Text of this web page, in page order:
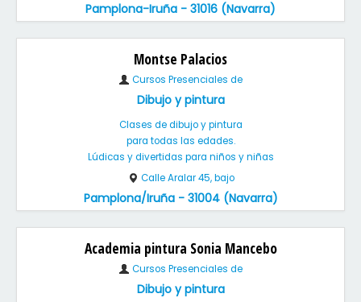
Pamplona-Iruña - 31016 (Navarra)
Montse Palacios
Cursos Presenciales de
Dibujo y pintura
Clases de dibujo y pintura
para todas las edades.
Lúdicas y divertidas para niños y niñas
Calle Aralar 45, bajo
Pamplona/Iruña - 31004 (Navarra)
Academia pintura Sonia Mancebo
Cursos Presenciales de
Dibujo y pintura